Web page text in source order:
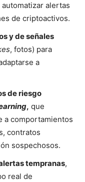
alertas
de criptoactivos.
y de señales
, fotos) para
a
de riesgo
, que
a comportamientos
contratos
sospechosos.
tempranas,
real de